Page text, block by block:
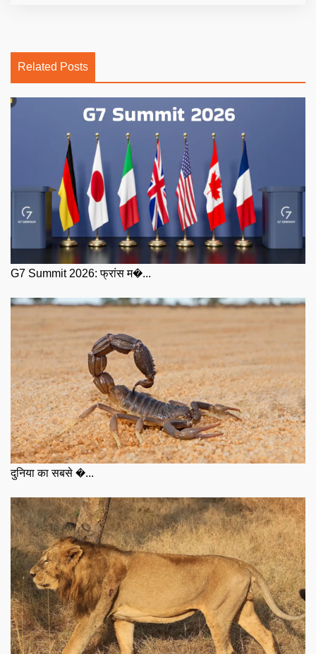
Related Posts
G7 Summit 2026: फ्रांस म�...
दुनिया का सबसे �...